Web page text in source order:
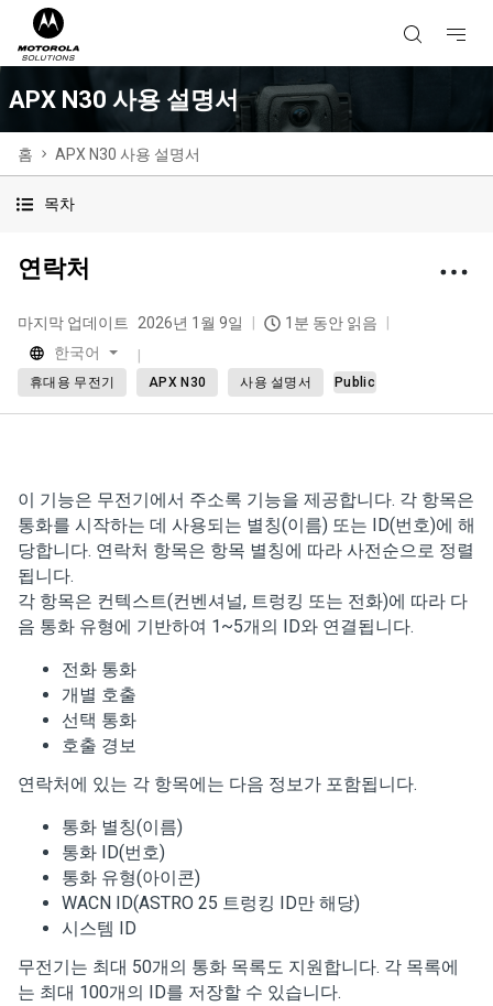
APX N30 사용 설명서
홈 APX N30 사용 설명서
목차
연락처
마지막 업데이트 2026년 1월 9일
1분 동안 읽음
한국어
휴대용 무전기 APX N30 사용 설명서 Public
이 기능은 무전기에서 주소록 기능을 제공합니다. 각 항목은
통화를 시작하는 데 사용되는 별칭(이름) 또는 ID(번호)에 해
당합니다. 연락처 항목은 항목 별칭에 따라 사전순으로 정렬
됩니다.
각 항목은 컨텍스트(컨벤셔널, 트렁킹 또는 전화)에 따라 다
음 통화 유형에 기반하여 1~5개의 ID와 연결됩니다.
전화 통화
개별 호출
선택 통화
호출 경보
연락처에 있는 각 항목에는 다음 정보가 포함됩니다.
통화 별칭(이름)
통화 ID(번호)
통화 유형(아이콘)
WACN ID(ASTRO 25 트렁킹 ID만 해당)
시스템 ID
무전기는 최대 50개의 통화 목록도 지원합니다. 각 목록에
는 최대 100개의 ID를 저장할 수 있습니다.